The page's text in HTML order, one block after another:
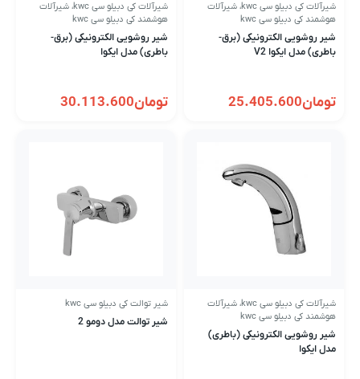
شیرآلات کی دبیلو سی kwc ، شیرآلات
هوشمند کی دبیلو سی kwc
شیر روشویی الکترونیکی (برق-
باطری) مدل ایکوا V2
تومان25.405.600
شیرآلات کی دبیلو سی kwc ، شیرآلات
هوشمند کی دبیلو سی kwc
شیر روشویی الکترونیکی (برق-
باطری) مدل ایکوا
تومان30.113.600
شیرآلات کی دبیلو سی kwc ، شیرآلات
هوشمند کی دبیلو سی kwc
شیر روشویی الکترونیکی (باطری)
مدل ایکوا
شیر توالت کی دبیلو سی kwc
شیر توالت مدل دومو 2